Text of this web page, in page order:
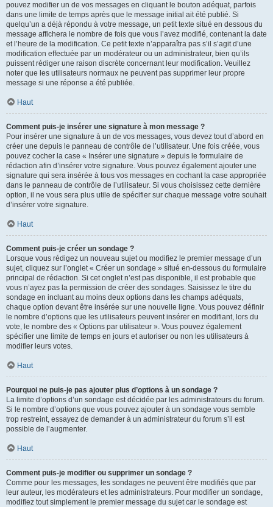
pouvez modifier un de vos messages en cliquant le bouton adéquat, parfois
dans une limite de temps après que le message initial ait été publié. Si
quelqu’un a déjà répondu à votre message, un petit texte situé en dessous du
message affichera le nombre de fois que vous l’avez modifié, contenant la date
et l’heure de la modification. Ce petit texte n’apparaîtra pas s’il s’agit d’une
modification effectuée par un modérateur ou un administrateur, bien qu’ils
puissent rédiger une raison discrète concernant leur modification. Veuillez
noter que les utilisateurs normaux ne peuvent pas supprimer leur propre
message si une réponse a été publiée.
Haut
Comment puis-je insérer une signature à mon message ?
Pour insérer une signature à un de vos messages, vous devez tout d’abord en
créer une depuis le panneau de contrôle de l’utilisateur. Une fois créée, vous
pouvez cocher la case « Insérer une signature » depuis le formulaire de
rédaction afin d’insérer votre signature. Vous pouvez également ajouter une
signature qui sera insérée à tous vos messages en cochant la case appropriée
dans le panneau de contrôle de l’utilisateur. Si vous choisissez cette dernière
option, il ne vous sera plus utile de spécifier sur chaque message votre souhait
d’insérer votre signature.
Haut
Comment puis-je créer un sondage ?
Lorsque vous rédigez un nouveau sujet ou modifiez le premier message d’un
sujet, cliquez sur l’onglet « Créer un sondage » situé en-dessous du formulaire
principal de rédaction. Si cet onglet n’est pas disponible, il est probable que
vous n’ayez pas la permission de créer des sondages. Saisissez le titre du
sondage en incluant au moins deux options dans les champs adéquats,
chaque option devant être insérée sur une nouvelle ligne. Vous pouvez définir
le nombre d’options que les utilisateurs peuvent insérer en modifiant, lors du
vote, le nombre des « Options par utilisateur ». Vous pouvez également
spécifier une limite de temps en jours et autoriser ou non les utilisateurs à
modifier leurs votes.
Haut
Pourquoi ne puis-je pas ajouter plus d’options à un sondage ?
La limite d’options d’un sondage est décidée par les administrateurs du forum.
Si le nombre d’options que vous pouvez ajouter à un sondage vous semble
trop restreint, essayez de demander à un administrateur du forum s’il est
possible de l’augmenter.
Haut
Comment puis-je modifier ou supprimer un sondage ?
Comme pour les messages, les sondages ne peuvent être modifiés que par
leur auteur, les modérateurs et les administrateurs. Pour modifier un sondage,
modifiez tout simplement le premier message du sujet car le sondage est